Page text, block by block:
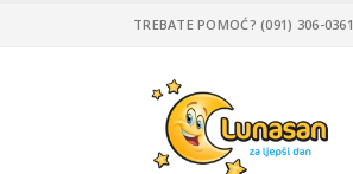
TREBATE POMOĆ? (091) 306-0361